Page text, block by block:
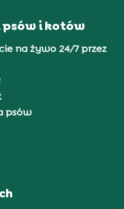
psów i kotów
na żywo 24/7 przez
psów